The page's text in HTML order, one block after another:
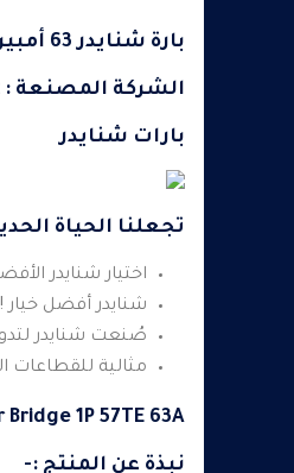
بارة شنايدر 63 أمبير 12 خط
الشركة المصنعة : SCHNEIDER
بارات شنايدر
تجعلنا الحياة
اختيار شنايدر
شنايدر أفضل
صُنعت شنايدر
مثالية للقطاعات
Bridge 1P 57TE 63A
نبذة عن المنتج :-